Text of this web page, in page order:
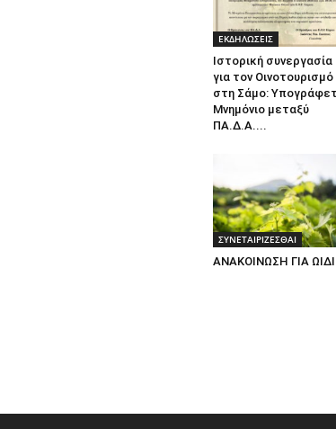
ΕΚΔΗΛΩΣΕΙΣ
Ιστορική συνεργασία
για τον Οινοτουρισμό
στη Σάμο:
Μνημόνιο μεταξύ
ΠΑ.Δ.Α....
ΣΥΝΕΤΑΙΡΙΖΕΣΘΑΙ
ΑΝΑΚΟΙΝΩΣΗ ΓΙΑ